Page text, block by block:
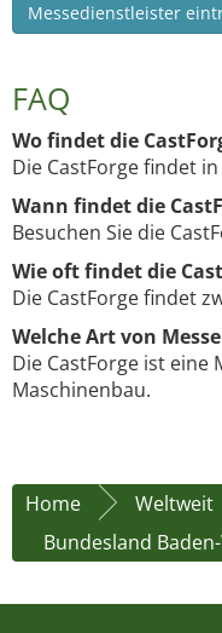
Messedienstleister
FAQ
Wo findet die
Die CastForge findet
Wann findet die
Besuchen Sie die
Wie oft findet die
Die CastForge findet
Welche Art von
Die CastForge ist
Maschinenbau.
Home Weltweit
Bundesland